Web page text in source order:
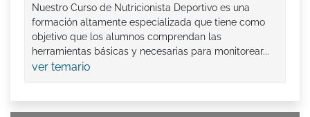
Nuestro Curso de Nutricionista Deportivo es una
formación altamente especializada que tiene como
objetivo que los alumnos comprendan las
herramientas básicas y necesarias para monitorear...
ver temario